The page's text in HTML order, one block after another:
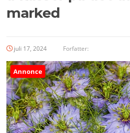
marked
juli 17, 2024 Forfatter:
Annonce